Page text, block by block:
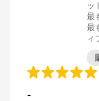
ッ
最
最
ィ
-